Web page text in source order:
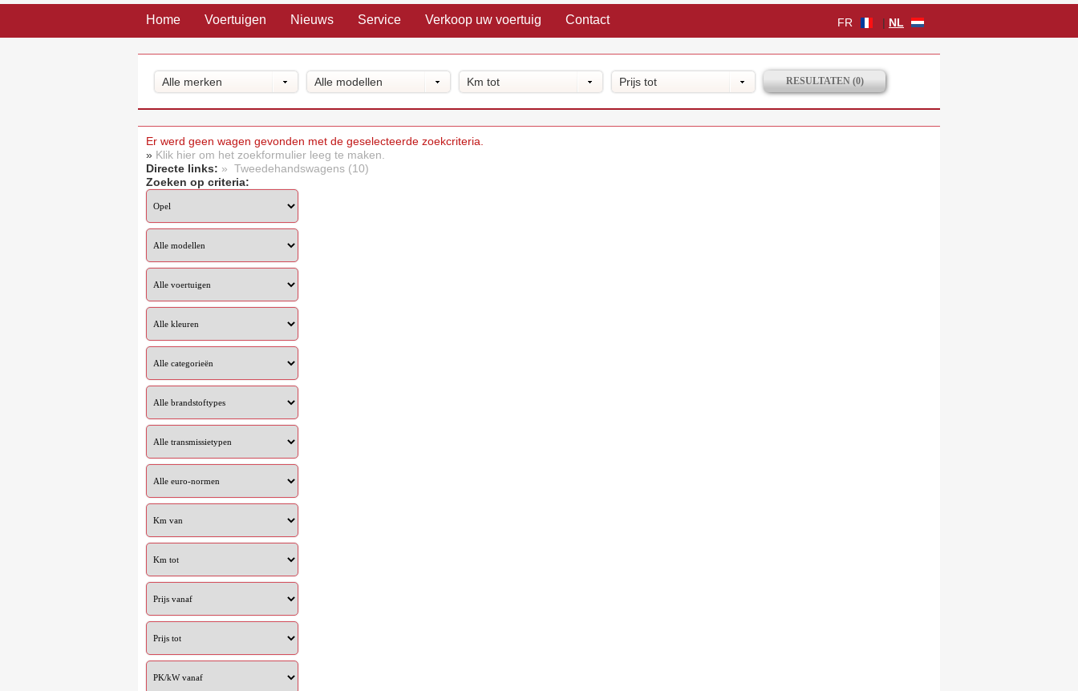
Home Voertuigen Nieuws Service Verkoop uw voertuig Contact FR | NL
Alle merken Alle modellen Km tot Prijs tot
Er werd geen wagen gevonden met de geselecteerde zoekcriteria.
» Klik hier om het zoekformulier leeg te maken.
Directe links: » Tweedehandswagens (10)
Zoeken op criteria: